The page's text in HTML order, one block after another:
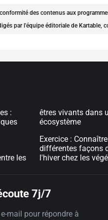
des contenus aux
par l'équipe éditoriale de Kartable,
:
les
êtres vivants dans
écosystème
Exercice :
différentes façons
l'hiver chez les
7j/7
mail pour répondre à